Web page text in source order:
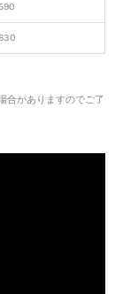
合がありますのでご了